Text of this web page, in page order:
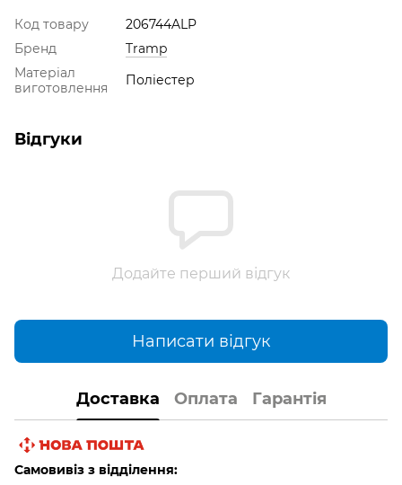
Код товару
206744ALP
Бренд
Tramp
Матеріал
виготовлення
Поліестер
Відгуки
Додайте перший відгук
Написати відгук
Доставка Оплата Гарантія
Самовивіз з відділення: